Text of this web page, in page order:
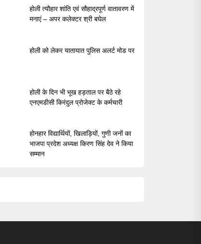
होली त्यौहार शांति एवं सौहाद्रपूर्ण वातावरण में
मनाएं – अपर कलेक्टर श्री बघेल
होली को लेकर यातायात पुलिस अलर्ट मोड पर
होली के दिन भी भूख हड़ताल पर बैठे रहे
एनएमडीसी किरंदुल प्रोजेक्ट के कर्मचारी
होनहार विद्यार्थियों, खिलाड़ियों, गुणी जनों का
भाजपा प्रदेश अध्यक्ष किरण सिंह देव ने किया
सम्मान